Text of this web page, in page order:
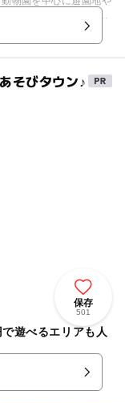
う事ができ、自然のま
イ、シマウマなどが放
さんのアトラクション
ます。 ★餌やり
のふれあい広場/あり
そびタウン♪
保存
501
遊べるエリアも人